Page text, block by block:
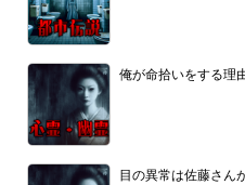
俺が命拾いをする理
目の異常は佐藤さん